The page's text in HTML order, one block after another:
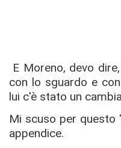
E Moreno, devo
con lo sguardo e
lui c'è stato un
Mi scuso per questo
appendice.